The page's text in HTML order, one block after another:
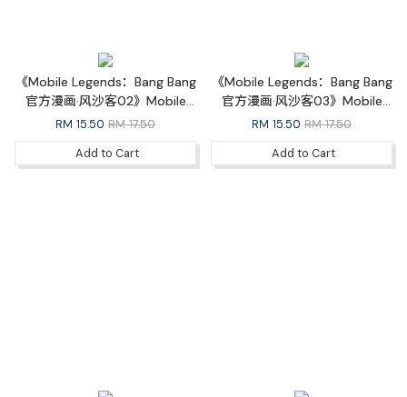
《Mobile Legends：Bang Bang
官方漫画·风沙客02》Mobile
Legends: Bang Bang Official
Comic Outlaw 02
RM 15.50 RM 17.50
Add to Cart
《Mobile Legends：Bang Bang
官方漫画·风沙客03》Mobile
Legends: Bang Bang Official
Comic Outlaw 03
RM 15.50 RM 17.50
Add to Cart